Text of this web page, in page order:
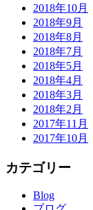
2018年10月
2018年9月
2018年8月
2018年7月
2018年5月
2018年4月
2018年3月
2018年2月
2017年11月
2017年10月
カテゴリー
Blog